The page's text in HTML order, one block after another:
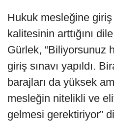
Hukuk mesleğine giriş
kalitesinin arttığını
Gürlek, “Biliyorsunuz
giriş sınavı yapıldı.
barajları da yüksek
mesleğin nitelikli ve
gelmesi gerektiriyor”